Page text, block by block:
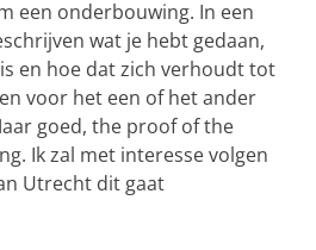
een onderbouwing. In een
wat je hebt gedaan,
en hoe dat zich verhoudt tot
voor het een of het ander
goed, the proof of the
Ik zal met interesse volgen
Utrecht dit gaat